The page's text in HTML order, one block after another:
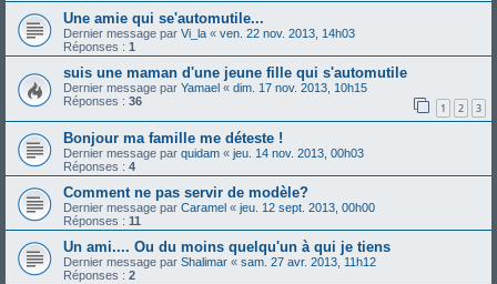
Une amie qui se'automutile...
Dernier message par Vi_la « ven. 22 nov. 2013, 14h03
Réponses : 1
suis une maman d'une jeune fille qui s'automutile
Dernier message par Yamael « dim. 17 nov. 2013, 10h15
Réponses : 36 1 2 3
Bonjour ma famille me déteste !
Dernier message par quidam « jeu. 14 nov. 2013, 00h03
Réponses : 4
Comment ne pas servir de modèle?
Dernier message par Caramel « jeu. 12 sept. 2013, 00h00
Réponses : 11
Un ami.... Ou du moins quelqu'un à qui je tiens
Dernier message par Shalimar « sam. 27 avr. 2013, 11h12
Réponses : 2